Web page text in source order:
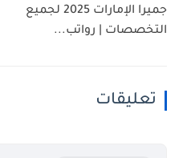
جميرا الإمارات 2025 لجميع
التخصصات | رواتب...
تعليقات